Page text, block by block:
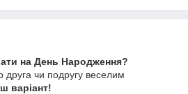
на День Народження?
друга чи подругу веселим
варіант!